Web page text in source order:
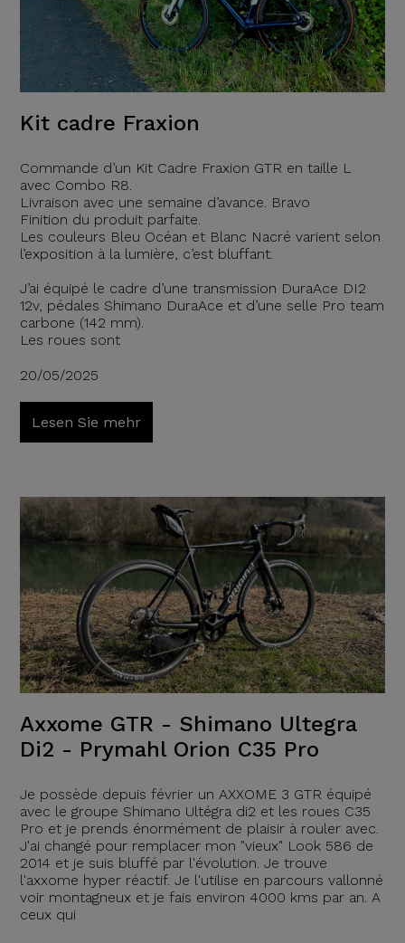
Kit cadre Fraxion
Commande d’un Kit Cadre Fraxion GTR en taille L
avec Combo R8.
Livraison avec une semaine d’avance. Bravo
Finition du produit parfaite.
Les couleurs Bleu Océan et Blanc Nacré varient selon
l’exposition à la lumière, c’est bluffant.
J’ai équipé le cadre d’une transmission DuraAce DI2
12v, pédales Shimano DuraAce et d’une selle Pro team
carbone (142 mm).
Les roues sont
20/05/2025
Lesen Sie mehr
Axxome GTR - Shimano Ultegra
Di2 - Prymahl Orion C35 Pro
Je possède depuis février un AXXOME 3 GTR équipé
avec le groupe Shimano Ultégra di2 et les roues C35
Pro et je prends énormément de plaisir à rouler avec.
J'ai changé pour remplacer mon "vieux" Look 586 de
2014 et je suis bluffé par l'évolution. Je trouve
l'axxome hyper réactif. Je l'utilise en parcours vallonné
voir montagneux et je fais environ 4000 kms par an. A
ceux qui